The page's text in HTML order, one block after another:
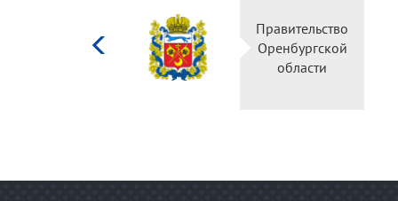
культуры
Российской
Правительство
Оренбургской
области